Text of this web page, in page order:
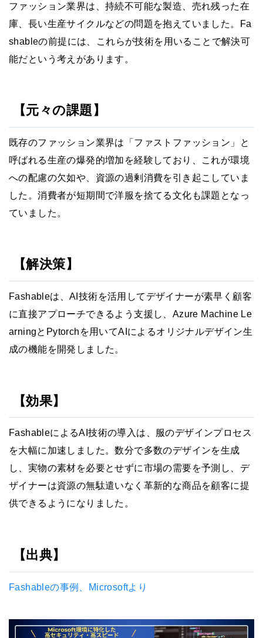
ファッション業界は、持続不可能な製造、売れ残った在
庫、長い生産サイクルなどの問題を抱えていました。Fa
shableの前提には、これらが技術を用いることで解決可
能だという考えがあります。
【元々の課題】
既存のファッション業界は「ファストファッション」と
呼ばれる生産の爆発的増加を経験しており、これが環境
への配慮の欠如や、資源の過剰消費を引き起こしていま
した。消費者が短期間で洋服を捨てる文化も課題となっ
ていました。
【解決策】
Fashableは、AI技術を活用してデザイナーが素早く顧客
に直接アプローチできるよう支援し、Azure Machine Le
arningとPytorchを用いてAIによるオリジナルデザイン生
成の機能を開発しました。
【効果】
FashableによるAI技術の導入は、服のデザインプロセス
を大幅に加速しました。数分で多数のデザインを生成
し、実物の素材を必要とせずに市場の需要を予測し、デ
ザイナーは資源の無駄遣いなく革新的な商品を顧客に提
供できるようになりました。
【出典】
Fashableの事例、Microsoftより